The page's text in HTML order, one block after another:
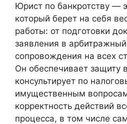
Юрист по банкротству —
который берет на себя
работы: от подготовки
заявления в
сопровождения на всех
Он обеспечивает защиту
консультирует по
имущественным
корректность действий
процесса, в том числе